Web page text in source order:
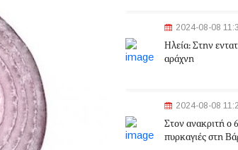
2024-08-08
Ηλεία: Στην
αράχνη
2024-08-08
Στον ανακριτή ο
πυρκαγιές στη